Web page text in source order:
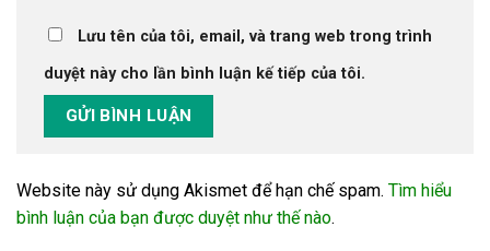
Lưu tên của tôi, email, và trang web trong trình
duyệt này cho lần bình luận kế tiếp của tôi.
Website này sử dụng Akismet để hạn chế spam. Tìm hiểu
bình luận của bạn được duyệt như thế nào.